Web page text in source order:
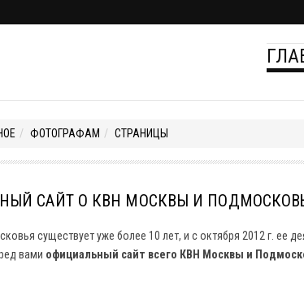
ФОТОГРАФАМ СТРАНИЦЫ
САЙТ О КВН МОСКВЫ И
существует уже более 10 лет, и с октября 2012 г. ее
вами официальный сайт всего КВН Москвы и